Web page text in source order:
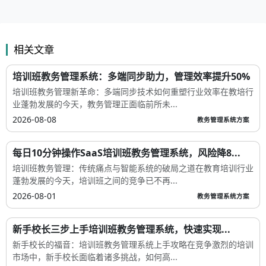
相关文章
培训班教务管理系统：多端同步助力，管理效率提升50%
培训班教务管理新革命：多端同步技术如何重塑行业效率在教培行
业蓬勃发展的今天，教务管理正面临前所未...
2026-08-08
教务管理系统方案
每日10分钟操作SaaS培训班教务管理系统，风险降8...
培训班教务管理：传统痛点与智能系统的破局之道在教育培训行业
蓬勃发展的今天，培训班之间的竞争已不再...
2026-08-01
教务管理系统方案
新手校长三步上手培训班教务管理系统，快速实现...
新手校长的福音：培训班教务管理系统上手攻略在竞争激烈的培训
市场中，新手校长面临着诸多挑战，如何高...